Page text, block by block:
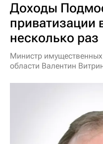
Доходы
приватизации
несколько раз
Министр
области Валентин